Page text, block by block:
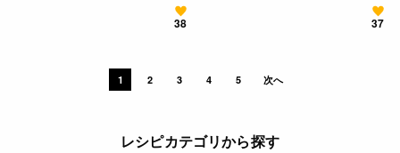
38 37
1 2 3 4 5 次へ
レシピカテゴリから探す